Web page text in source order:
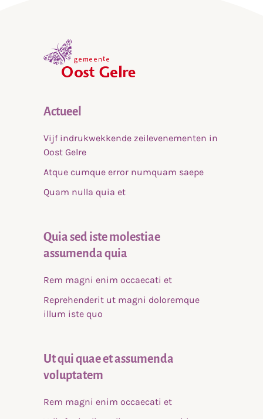
Actueel
Vijf indrukwekkende zeilevenementen in
Oost Gelre
Atque cumque error numquam saepe
Quam nulla quia et
Quia sed iste molestiae
assumenda quia
Rem magni enim occaecati et
Reprehenderit ut magni doloremque
illum iste quo
Ut qui quae et assumenda
voluptatem
Rem magni enim occaecati et